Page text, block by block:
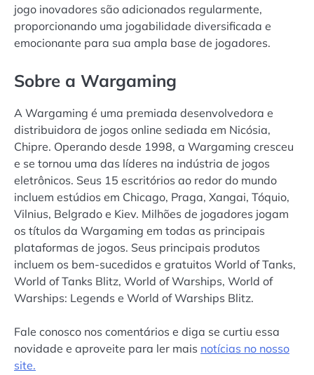
jogo inovadores são adicionados regularmente,
proporcionando uma jogabilidade diversificada e
emocionante para sua ampla base de jogadores.
Sobre a Wargaming
A Wargaming é uma premiada desenvolvedora e
distribuidora de jogos online sediada em Nicósia,
Chipre. Operando desde 1998, a Wargaming cresceu
e se tornou uma das líderes na indústria de jogos
eletrônicos. Seus 15 escritórios ao redor do mundo
incluem estúdios em Chicago, Praga, Xangai, Tóquio,
Vilnius, Belgrado e Kiev. Milhões de jogadores jogam
os títulos da Wargaming em todas as principais
plataformas de jogos. Seus principais produtos
incluem os bem-sucedidos e gratuitos World of Tanks,
World of Tanks Blitz, World of Warships, World of
Warships: Legends e World of Warships Blitz.
Fale conosco nos comentários e diga se curtiu essa
novidade e aproveite para ler mais notícias no nosso
site.